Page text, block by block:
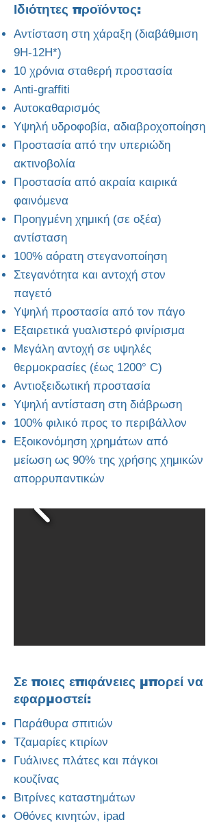
Ιδιότητες προϊόντος:
Αντίσταση στη χάραξη (διαβάθμιση
9H-12H*)
10 χρόνια σταθερή προστασία
​Anti-graffiti
Αυτοκαθαρισμός
Υψηλή υδροφοβία, αδιαβροχοποίηση
Προστασία από την υπεριώδη
ακτινοβολία
Προστασία από ακραία καιρικά
φαινόμενα
Προηγμένη χημική (σε οξέα)
αντίσταση
100% αόρατη στεγανοποίηση
Στεγανότητα και αντοχή στον
παγετό
Υψηλή προστασία από τον πάγο
Εξαιρετικά γυαλιστερό φινίρισμα
Μεγάλη αντοχή σε υψηλές
θερμοκρασίες (έως 1200° C)
Αντιοξειδωτική προστασία
Υψηλή αντίσταση στη διάβρωση
100% φιλικό προς το περιβάλλον
Εξοικονόμηση χρημάτων από
μείωση ως 90% της χρήσης χημικών
απορρυπαντικών
Σε ποιες επιφάνειες μπορεί να
εφαρμοστεί:
Παράθυρα σπιτιών
Τζαμαρίες κτιρίων
Γυάλινες πλάτες και πάγκοι
κουζίνας
Βιτρίνες καταστημάτων
Οθόνες κινητών, ipad